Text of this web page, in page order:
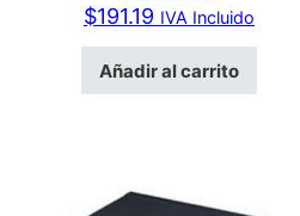
$191.19 IVA Incluido
Añadir al carrito